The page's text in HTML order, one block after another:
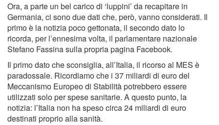
Ora, a parte un bel carico di ‘luppini’ da recapitare in
Germania, ci sono due dati che, però, vanno considerati. Il
primo è la notizia poco gettonata, il secondo dato lo
ricorda, per l’ennesima volta, il parlamentare nazionale
Stefano Fassina sulla propria pagina Facebook.
Il primo dato che sconsiglia, all’Italia, il ricorso al MES è
paradossale. Ricordiamo che i 37 miliardi di euro del
Meccanismo Europeo di Stabilità potrebbero essere
utilizzati solo per spese sanitarie. A questo punto, la
notizia: l’Italia non ha speso circa 24 miliardi di euro
destinati proprio alla sanità.